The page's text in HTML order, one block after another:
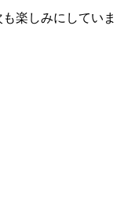
楽しみにしていま